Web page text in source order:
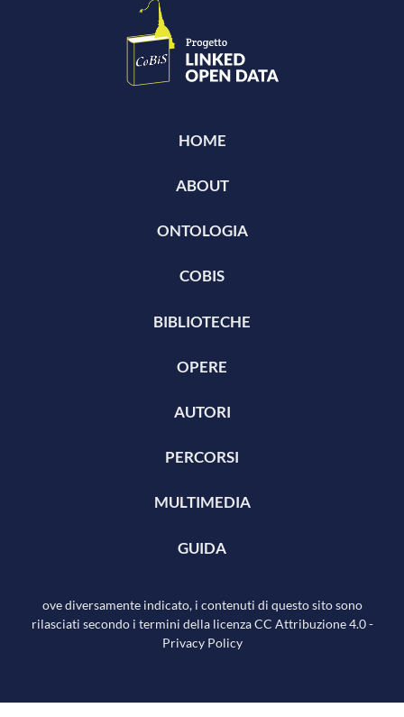
HOME
ABOUT
ONTOLOGIA
COBIS
BIBLIOTECHE
OPERE
AUTORI
PERCORSI
MULTIMEDIA
GUIDA
ove diversamente indicato, i contenuti di questo sito sono
rilasciati secondo i termini della licenza CC Attribuzione 4.0-
Privacy Policy